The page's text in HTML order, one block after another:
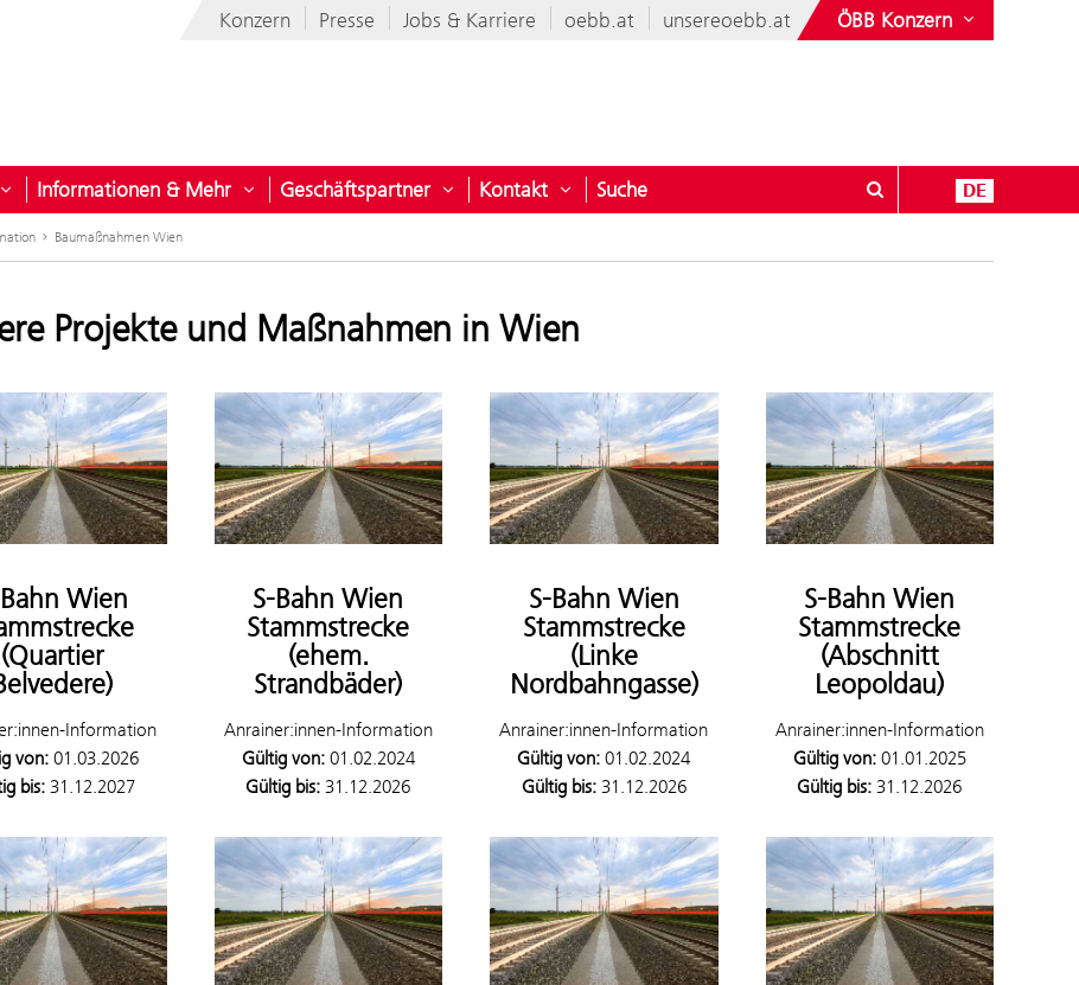
Konzern Presse Jobs & Karriere oebb.at unsereoebb.at ÖBB Konzern
Untermenü öffnen für Projekte für Österreich
Informationen & Mehr Untermenü öffnen für Informationen & Mehr
Geschäftspartner Untermenü öffnen für Geschäftspartner
Kontakt Untermenü öffnen für Kontakt
Suche DE
Baumaßnahmen Wien
Projekte und Maßnahmen in Wien
Wien
(Quartier
Information
von: 01.03.2026
bis:31.12.2027
S-Bahn Wien
Stammstrecke
(ehem.
Strandbäder)
Anrainer:innen-Information
Gültig von:01.02.2024
Gültig bis: 31.12.2026
S-Bahn Wien
Stammstrecke
(Linke
Nordbahngasse)
Anrainer:innen-Information
Gültig von: 01.02.2024
Gültig bis:31.12.2026
S-Bahn Wien
Stammstrecke
(Abschnitt
Leopoldau)
Anrainer:innen-Information
Gültig von:01.01.2025
Gültig bis: 31.12.2026